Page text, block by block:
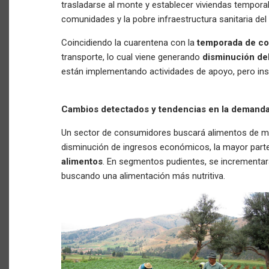
trasladarse al monte y establecer viviendas
comunidades y la pobre infraestructura sanitaria
Coincidiendo la cuarentena con latemporada de
transporte, lo cual viene generando disminución
están implementando actividades de apoyo, pero
Cambios detectados y tendencias en la
Un sector de consumidores buscará alimentos de
disminución de ingresos económicos, la mayor
alimentos. En segmentos pudientes, se
buscando una alimentación más nutritiva.